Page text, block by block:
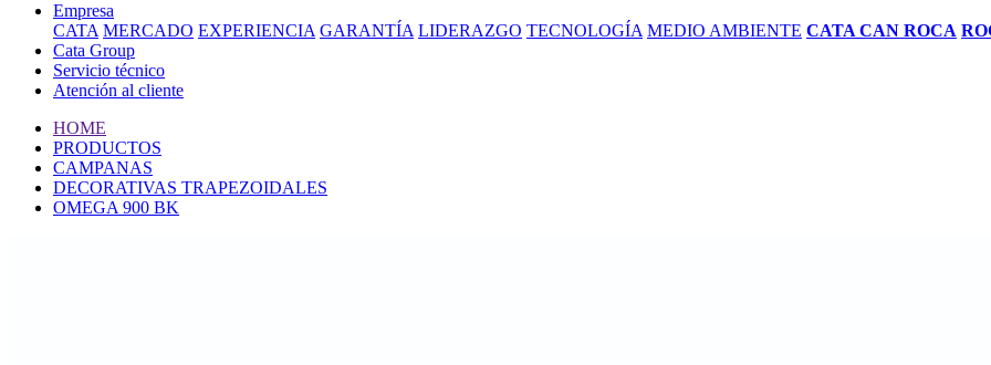
Empresa
CATA MERCADO EXPERIENCIA GARANTÍA LIDERAZGO TECNOLOGÍA MEDIO AMBIENTE CATA CAN ROCA
Cata Group
Servicio técnico
Atención al cliente
HOME
PRODUCTOS
CAMPANAS
DECORATIVAS TRAPEZOIDALES
OMEGA 900 BK